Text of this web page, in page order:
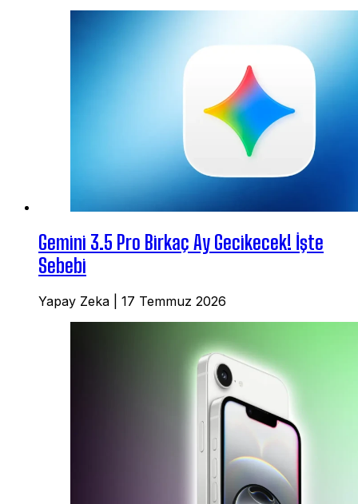
Gemini 3.5 Pro Birkaç Ay Gecikecek! İşte
Sebebi
Yapay Zeka 17 Temmuz 2026